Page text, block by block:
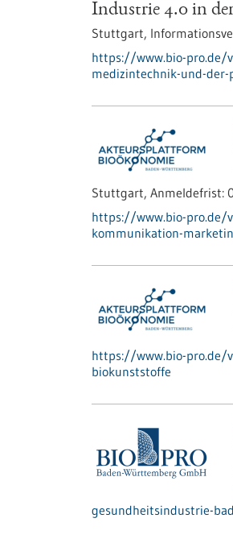
Industrie 4.0 in
Stuttgart,
https://www.bio-pro.de/
medizintechnik-und-
Stuttgart, Anmeldefrist:
https://www.bio-pro.de/
kommunikation-
https://www.bio-pro.de/
biokunststoffe
gesundheitsindustrie-